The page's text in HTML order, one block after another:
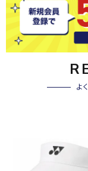
よ